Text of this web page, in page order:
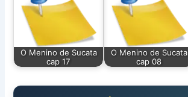
O Menino de Sucata
cap 17
O Menino de Sucata
cap 08